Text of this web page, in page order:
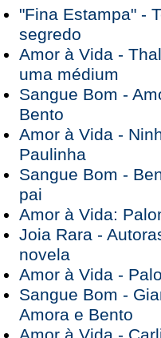
"Fina Estampa" -
segredo
Amor à Vida -
uma médium
Sangue Bom -
Bento
Amor à Vida -
Paulinha
Sangue Bom -
pai
Amor à Vida:
Joia Rara -
novela
Amor à Vida -
Sangue Bom -
Amora e Bento